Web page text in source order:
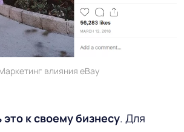
влияния eBay
к своему бизнесу. Для